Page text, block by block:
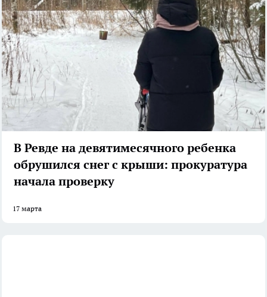
В Ревде на девятимесячного ребенка
обрушился снег с крыши: прокуратура
начала проверку
17 марта